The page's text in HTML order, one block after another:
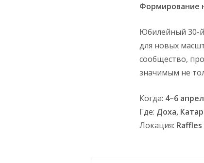
Формирование
Юбилейный 30-й
для новых
сообщество,
значимым не
Когда: 4–6
Где: Доха, Катар
Локация: Raffles